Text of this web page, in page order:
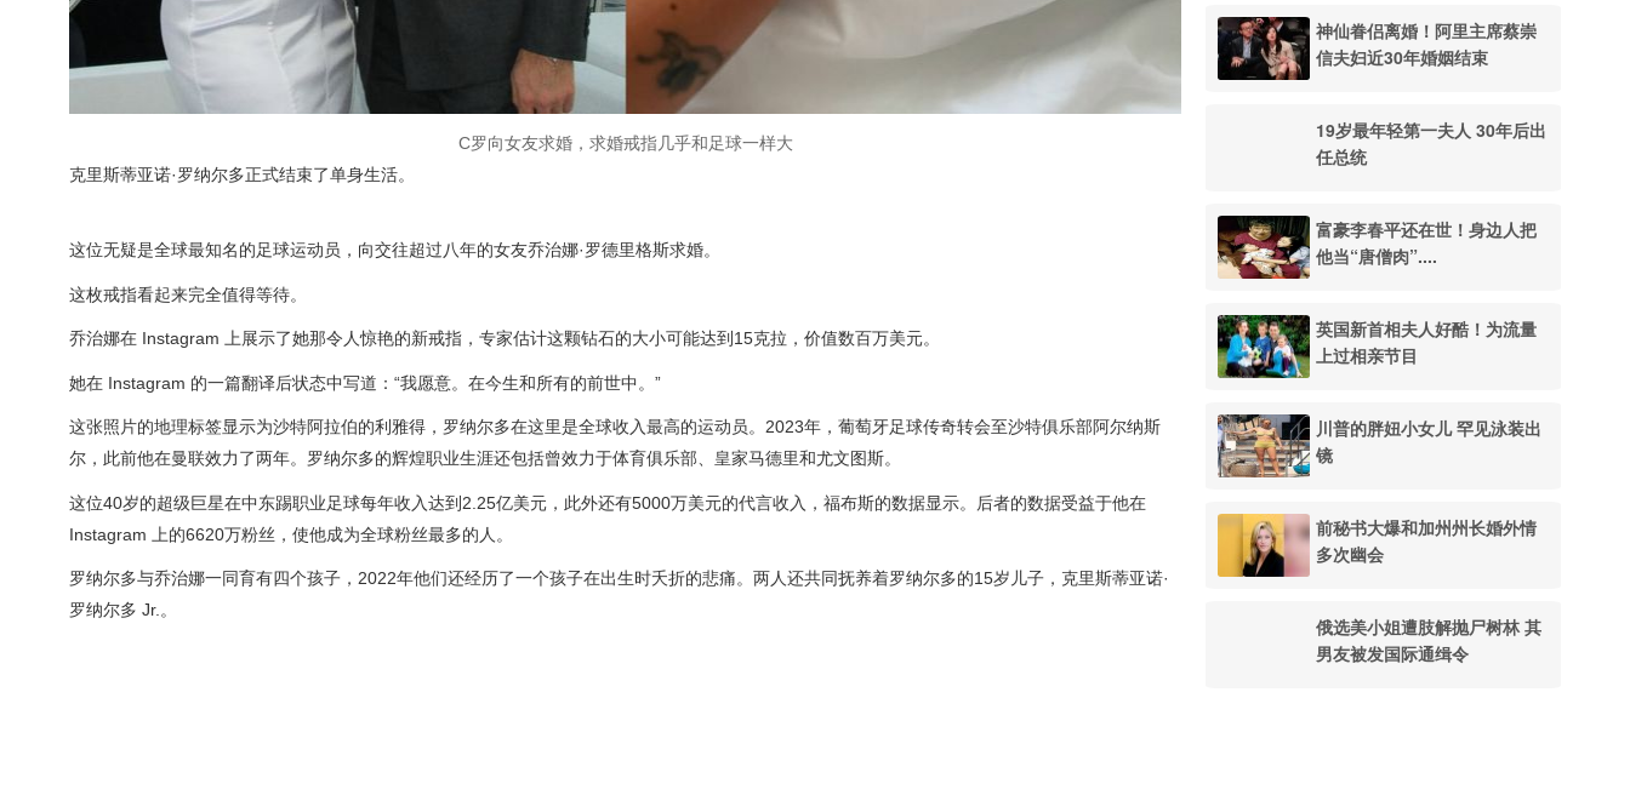
C罗向女友求婚，求婚戒指几乎和足球一样大
克里斯蒂亚诺·罗纳尔多正式结束了单身生活。
这位无疑是全球最知名的足球运动员，向交往超过八年的女友乔治娜·罗德里格斯求婚。
这枚戒指看起来完全值得等待。
乔治娜在 Instagram 上展示了她那令人惊艳的新戒指，专家估计这颗钻石的大小可能达到15克拉，价值数百万美元。
她在 Instagram 的一篇翻译后状态中写道：“我愿意。在今生和所有的前世中。”
这张照片的地理标签显示为沙特阿拉伯的利雅得，罗纳尔多在这里是全球收入最高的运动员。2023年，葡萄牙足球传奇转会至沙特俱乐部阿尔纳斯
尔，此前他在曼联效力了两年。罗纳尔多的辉煌职业生涯还包括曾效力于体育俱乐部、皇家马德里和尤文图斯。
这位40岁的超级巨星在中东踢职业足球每年收入达到2.25亿美元，此外还有5000万美元的代言收入，福布斯的数据显示。后者的数据受益于他在
Instagram 上的6620万粉丝，使他成为全球粉丝最多的人。
罗纳尔多与乔治娜一同育有四个孩子，2022年他们还经历了一个孩子在出生时夭折的悲痛。两人还共同抚养着罗纳尔多的15岁儿子，克里斯蒂亚诺·
罗纳尔多 Jr.。
神仙眷侣离婚！阿里主席蔡崇
信夫妇近30年婚姻结束
19岁最年轻第一夫人 30年后出
任总统
富豪李春平还在世！身边人把
他当“唐僧肉”....
英国新首相夫人好酷！为流量
上过相亲节目
川普的胖妞小女儿 罕见泳装出
镜
前秘书大爆和加州州长婚外情
多次幽会
俄选美小姐遭肢解抛尸树林 其
男友被发国际通缉令